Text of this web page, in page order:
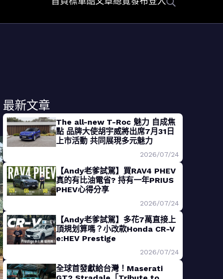
最新文章
The all-new T-Roc 魅力 自成焦
點 品牌大使胡宇威將出席7月31日
上市活動 共同展現多元魅力
2026/07/24
【Andy老爹試駕】買RAV4 PHEV
真的有比油電省? 持有一年PRIUS
PHEV心得分享
2026/07/24
【Andy老爹試駕】多花7萬直接上
頂規划算嗎？小改款Honda CR-V
e:HEV Prestige
2026/07/24
全球首發獻給台灣！Maserati